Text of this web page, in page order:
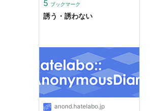
5 ブックマーク
誘う・誘わない
anond.hatelabo.jp